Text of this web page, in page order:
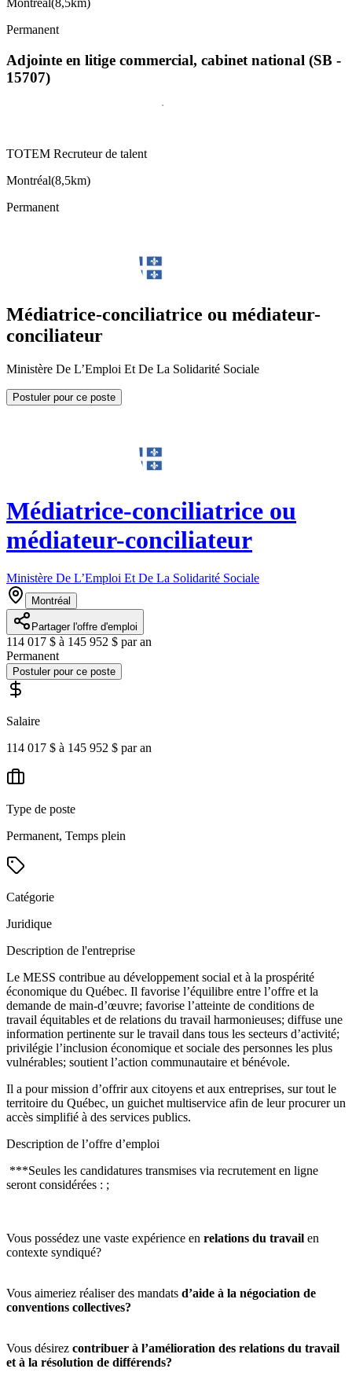
Montréal (8,5km)
Permanent
Adjointe en litige commercial, cabinet national (SB -
15707)
TOTEM Recruteur de talent
Montréal(8,5km)
Permanent
Médiatrice-conciliatrice ou médiateur-
conciliateur
Ministère De L’Emploi Et De La Solidarité Sociale
Postuler pour ce poste
Médiatrice-conciliatrice ou
médiateur-conciliateur
Ministère De L’Emploi Et De La Solidarité Sociale
Montréal
Partager l'offre d'emploi
114 017 $ à 145 952 $ par an
Permanent
Postuler pour ce poste
Salaire
114 017 $ à 145 952 $ par an
Type de poste
Permanent, Temps plein
Catégorie
Juridique
Description de l'entreprise
Le MESS contribue au développement social et à la prospérité
économique du Québec. Il favorise l’équilibre entre l’offre et la
demande de main-d’œuvre; favorise l’atteinte de conditions de
travail équitables et de relations du travail harmonieuses; diffuse une
information pertinente sur le travail dans tous les secteurs d’activité;
privilégie l’inclusion économique et sociale des personnes les plus
vulnérables; soutient l’action communautaire et bénévole.
Il a pour mission d’offrir aux citoyens et aux entreprises, sur tout le
territoire du Québec, un guichet multiservice afin de leur procurer un
accès simplifié à des services publics.
Description de l’offre d’emploi
***Seules les candidatures transmises via recrutement en ligne
seront considérées : ;
Vous possédez une vaste expérience en relations du travail en
contexte syndiqué?
Vous aimeriez réaliser des mandats d’aide à la négociation de
conventions collectives?
Vous désirez contribuer à l’amélioration des relations du travail
et à la résolution de différends?